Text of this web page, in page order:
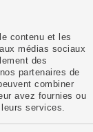
contenu et les
médias sociaux
des
partenaires de
combiner
avez fournies ou
services.
–
des bons
que se
Quels
se